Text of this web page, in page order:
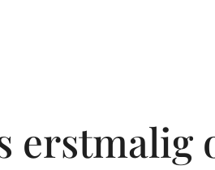
erstmalig